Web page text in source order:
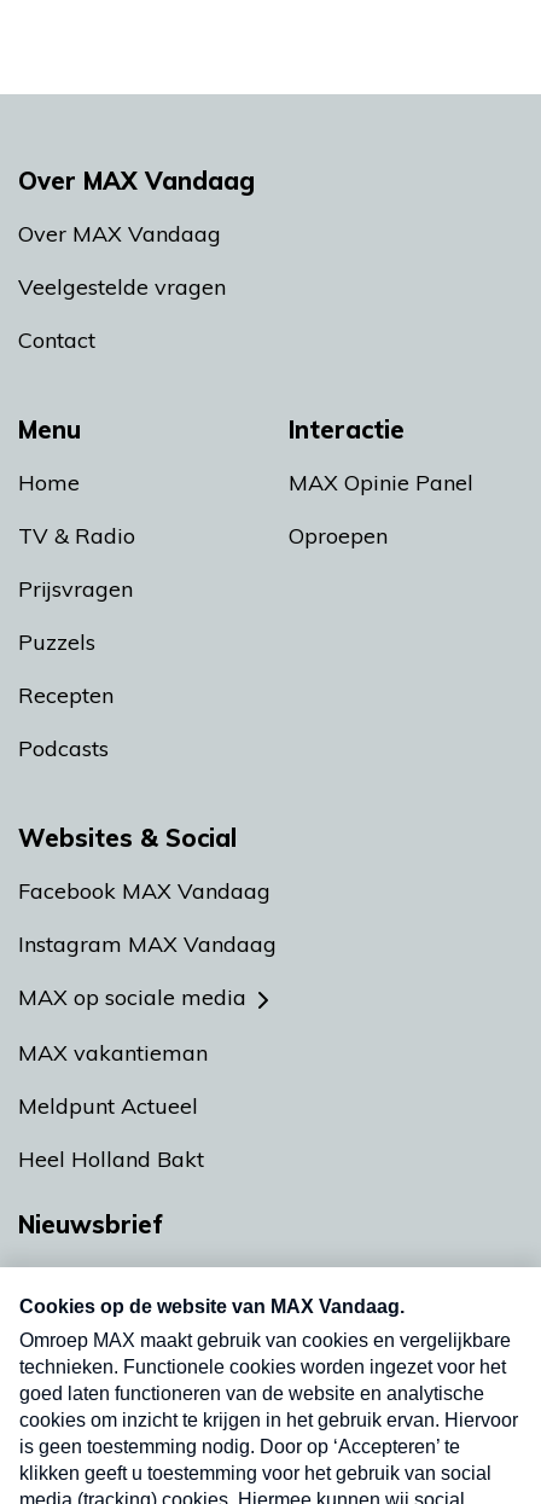
Menu
Home
TV & Radio
Prijsvragen
Puzzels
Recepten
Podcasts
Interactie
MAX Opinie Panel
Oproepen
Over MAX Vandaag
Over MAX Vandaag
Veelgestelde vragen
Contact
Websites & Social
Facebook MAX Vandaag
Instagram MAX Vandaag
MAX op sociale media
MAX vakantieman
Meldpunt Actueel
Heel Holland Bakt
Nieuwsbrief
nieuwsbrief. Elke vrijdag- en dinsdagochtend in
uw mailbox.
Verzend